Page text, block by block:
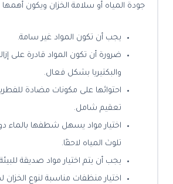
جودة المياه أو سلامة الخزان ويكون أهمها
يجب أن تكون المواد غير سامة.
ضرورة أن تكون المواد قادرة على
والبكتيريا بشكل فعال.
احتوائها على مكونات مضادة
تعقيم شامل.
اختيار مواد يسهل شطفها بالماء
تلوث المياه لاحقًا.
يجب أن يتم اختيار مواد صديقة للبيئة
اختيار منظفات مناسبة لنوع الخزان